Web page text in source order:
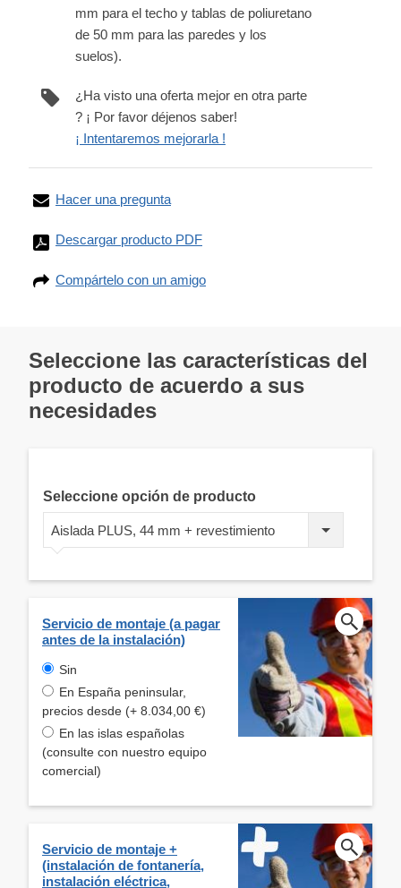
mm para el techo y tablas de poliuretano
de 50 mm para las paredes y los
suelos).
¿Ha visto una oferta mejor en otra parte
? ¡ Por favor déjenos saber!
¡ Intentaremos mejorarla !
Hacer una pregunta
Descargar producto PDF
Compártelo con un amigo
Seleccione las características del
producto de acuerdo a sus
necesidades
Seleccione opción de producto
Aislada PLUS, 44 mm + revestimiento
Servicio de montaje (a pagar
antes de la instalación)
Sin
En España peninsular,
precios desde (+ 8.034,00 €)
En las islas españolas
(consulte con nuestro equipo
comercial)
Servicio de montaje +
(instalación de fontanería,
instalación eléctrica,